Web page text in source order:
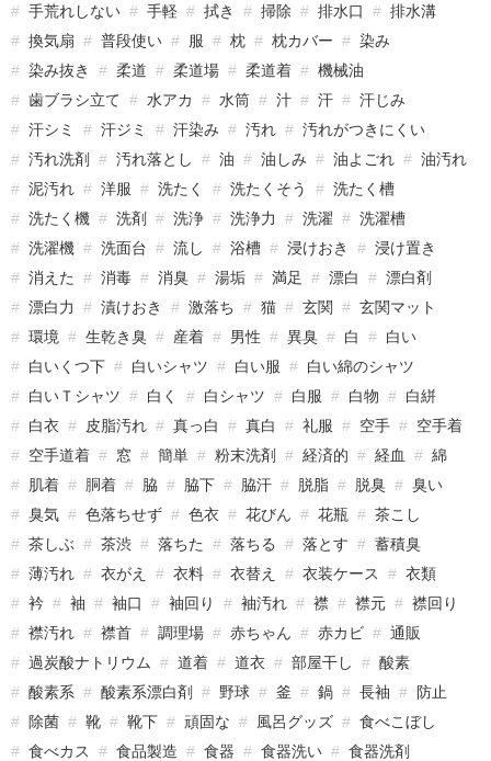
手荒れしない 手軽 拭き 掃除 排水口
排水溝
換気扇
普段使い 服 枕 枕カバー
染み
染み抜き
柔道 柔道場 柔道着
機械油
歯ブラシ立て
水アカ 水筒 汁 汗
汗じみ
汗シミ
汗ジミ 汗染み 汚れ
汚れがつきにくい
汚れ洗剤
汚れ落とし 油 油しみ 油よごれ
油汚れ
泥汚れ
洋服 洗たく 洗たくそう
洗たく槽
洗たく機
洗剤 洗浄 洗浄力 洗濯
洗濯槽
洗濯機
洗面台 流し 浴槽 浸けおき
浸け置き
消えた
消毒 消臭 湯垢 満足 漂白
漂白剤
漂白力
漬けおき 激落ち 猫 玄関
玄関マット
環境
生乾き臭 産着 男性 異臭 白
白い
白いくつ下
白いシャツ 白い服
白い綿のシャツ
白いＴシャツ
白く 白シャツ 白服 白物
白絣
白衣
皮脂汚れ 真っ白 真白 礼服 空手
空手着
空手道着
窓 簡単 粉末洗剤 経済的 経血
綿
肌着
胴着 脇 脇下 脇汗 脱脂 脱臭
臭い
臭気
色落ちせず 色衣 花びん 花瓶
茶こし
茶しぶ
茶渋 落ちた 落ちる 落とす
蓄積臭
薄汚れ
衣がえ 衣料 衣替え 衣装ケース
衣類
衿
袖 袖口 袖回り 袖汚れ 襟 襟元
襟回り
襟汚れ
襟首 調理場 赤ちゃん 赤カビ
通販
過炭酸ナトリウム
道着 道衣 部屋干し
酸素
酸素系
酸素系漂白剤 野球 釜 鍋 長袖
防止
除菌
靴 靴下 頑固な 風呂グッズ
食べこぼし
食べカス
食品製造 食器 食器洗い
食器洗剤